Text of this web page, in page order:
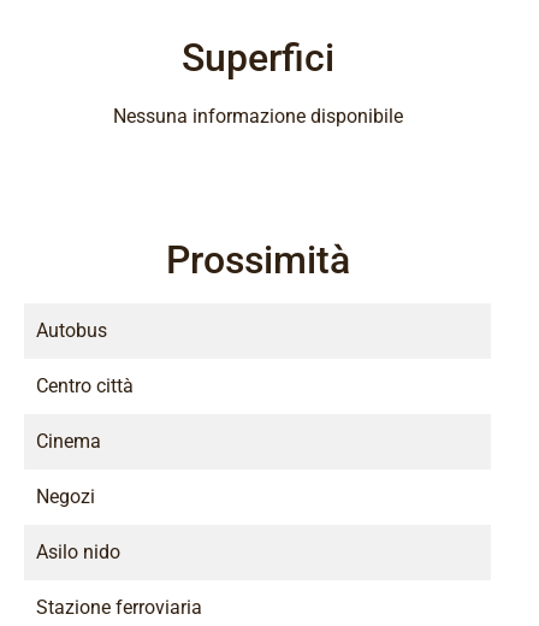
Superfici
Nessuna informazione disponibile
Prossimità
Autobus
Centro città
Cinema
Negozi
Asilo nido
Stazione ferroviaria